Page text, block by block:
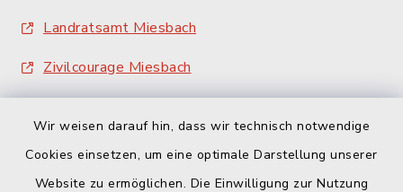
Wir weisen darauf hin, dass wir technisch notwendige
Cookies einsetzen, um eine optimale Darstellung unserer
Website zu ermöglichen. Die Einwilligung zur Nutzung
Landratsamt Miesbach
Zivilcourage Miesbach